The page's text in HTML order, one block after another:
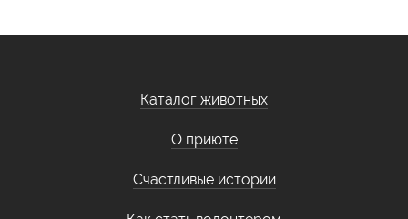
Каталог животных
О приюте
Счастливые истории